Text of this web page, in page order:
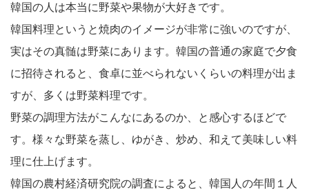
韓国の人は本当に野菜や果物が大好きです。
韓国料理というと焼肉のイメージが非常に強いのですが、
実はその真髄は野菜にあります。韓国の普通の家庭で夕食
に招待されると、食卓に並べられないくらいの料理が出ま
すが、多くは野菜料理です。
野菜の調理方法がこんなにあるのか、と感心するほどで
す。様々な野菜を蒸し、ゆがき、炒め、和えて美味しい料
理に仕上げます。
韓国の農村経済研究院の調査によると、韓国人の年間１人